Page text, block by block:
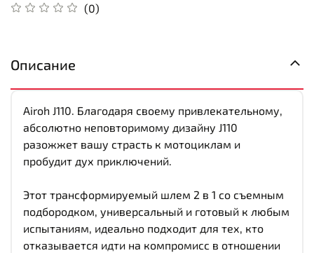
(0)
Описание
Airoh J110. Благодаря своему привлекательному,
абсолютно неповторимому дизайну J110
разожжет вашу страсть к мотоциклам и
пробудит дух приключений.
Этот трансформируемый шлем 2 в 1 со съемным
подбородком, универсальный и готовый к любым
испытаниям, идеально подходит для тех, кто
отказывается идти на компромисс в отношении